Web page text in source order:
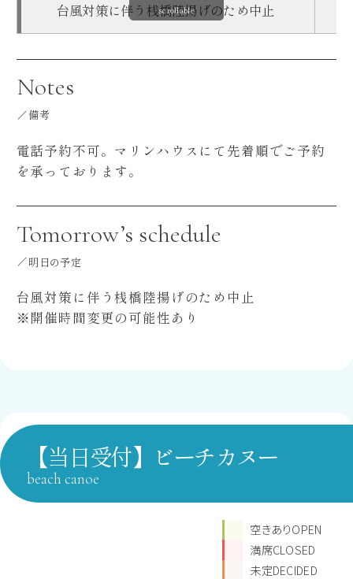
台風対策に伴う桟橋陸揚げのため中止
scrollable
Notes
備考
電話予約不可。マリンハウスにて先着順でご予約
を承っております。
Tomorrow’s schedule
明日の予定
台風対策に伴う桟橋陸揚げのため中止
※開催時間変更の可能性あり
【当日受付】ビーチカヌー
beach canoe
空きありOPEN
満席CLOSED
未定DECIDED